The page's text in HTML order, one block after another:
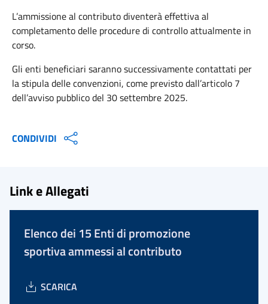
L’ammissione al contributo diventerà effettiva al
completamento delle procedure di controllo attualmente in
corso.
Gli enti beneficiari saranno successivamente contattati per
la stipula delle convenzioni, come previsto dall’articolo 7
dell’avviso pubblico del 30 settembre 2025.
CONDIVIDI
Link e Allegati
Elenco dei 15 Enti di promozione
sportiva ammessi al contributo
SCARICA